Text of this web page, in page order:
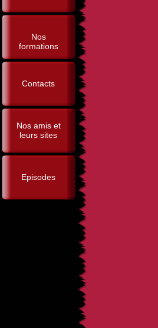
Nos
formations
Contacts
Nos amis et
leurs sites
Episodes